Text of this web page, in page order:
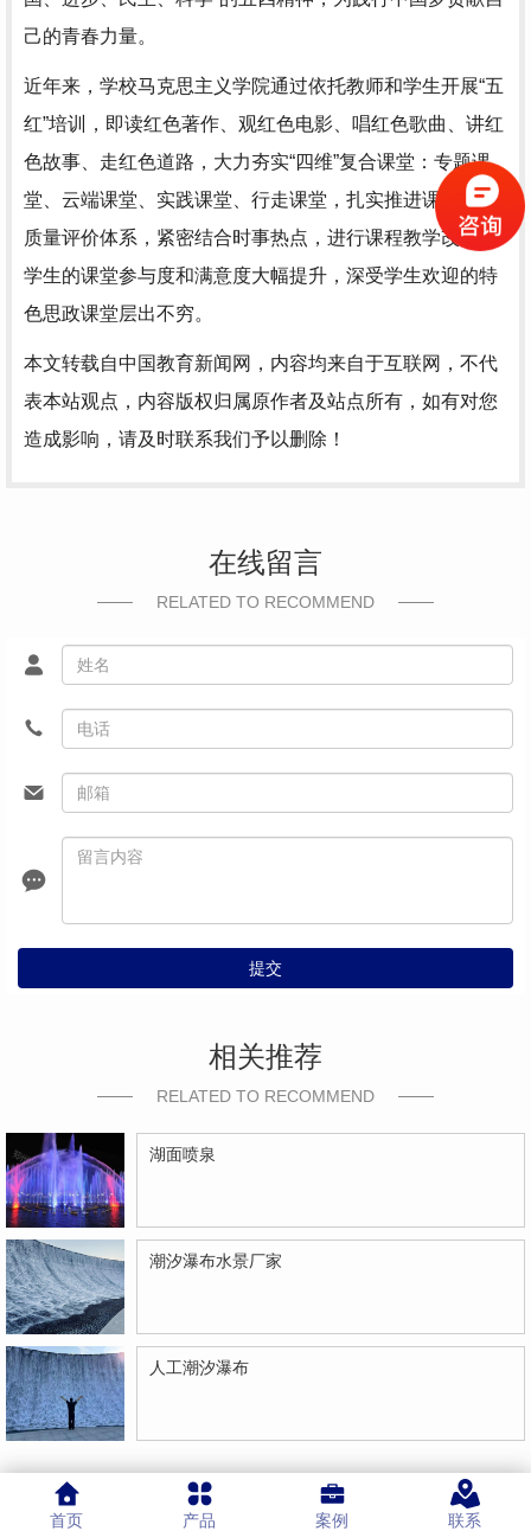
己的青春力量。
近年来，学校马克思主义学院通过依托教师和学生开展“五
红”培训，即读红色著作、观红色电影、唱红色歌曲、讲红
色故事、走红色道路，大力夯实“四维”复合课堂：专题课
堂、云端课堂、实践课堂、行走课堂，扎实推进课堂教学
质量评价体系，紧密结合时事热点，进行课程教学改革，
学生的课堂参与度和满意度大幅提升，深受学生欢迎的特
色思政课堂层出不穷。
本文转载自中国教育新闻网，内容均来自于互联网，不代
表本站观点，内容版权归属原作者及站点所有，如有对您
造成影响，请及时联系我们予以删除！
在线留言
RELATED TO RECOMMEND
提交
相关推荐
RELATED TO RECOMMEND
湖面喷泉
潮汐瀑布水景厂家
人工潮汐瀑布
首页 产品 案例 联系